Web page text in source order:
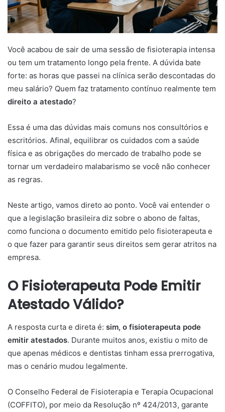
Você acabou de sair de uma sessão de fisioterapia intensa
ou tem um tratamento longo pela frente. A dúvida bate
forte: as horas que passei na clínica serão descontadas do
meu salário? Quem faz tratamento contínuo realmente tem
direito a atestado?
Essa é uma das dúvidas mais comuns nos consultórios e
escritórios. Afinal, equilibrar os cuidados com a saúde
física e as obrigações do mercado de trabalho pode se
tornar um verdadeiro malabarismo se você não conhecer
as regras.
Neste artigo, vamos direto ao ponto. Você vai entender o
que a legislação brasileira diz sobre o abono de faltas,
como funciona o documento emitido pelo fisioterapeuta e
o que fazer para garantir seus direitos sem gerar atritos na
empresa.
O Fisioterapeuta Pode Emitir
Atestado Válido?
A resposta curta e direta é: sim, o fisioterapeuta pode
emitir atestados. Durante muitos anos, existiu o mito de
que apenas médicos e dentistas tinham essa prerrogativa,
mas o cenário mudou legalmente.
O Conselho Federal de Fisioterapia e Terapia Ocupacional
(COFFITO), por meio da Resolução nº 424/2013, garante